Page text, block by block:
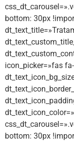
bottom: 30px
icon_picker=»fas
bottom: 30px